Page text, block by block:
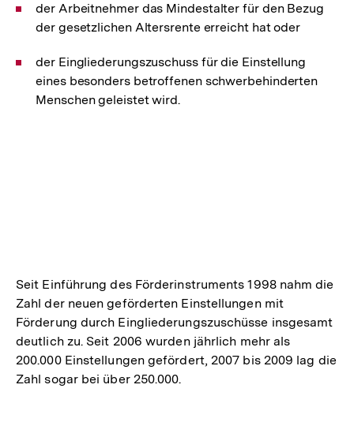
der Arbeitnehmer das Mindestalter für den Bezug
der gesetzlichen Altersrente erreicht hat oder
der Eingliederungszuschuss für die Einstellung
eines besonders betroffenen schwerbehinderten
Menschen geleistet wird.
Seit Einführung des Förderinstruments 1998 nahm die
Zahl der neuen geförderten Einstellungen mit
Förderung durch Eingliederungszuschüsse insgesamt
deutlich zu. Seit 2006 wurden jährlich mehr als
200.000 Einstellungen gefördert, 2007 bis 2009 lag die
Zahl sogar bei über 250.000.